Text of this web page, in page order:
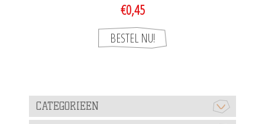
€0,45
CATEGORIEEN